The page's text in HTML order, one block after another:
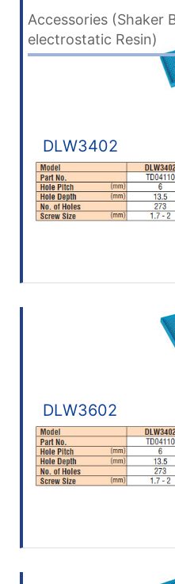
Accessories (Shaker
electrostatic Resin)
DLW3402
DLW3602